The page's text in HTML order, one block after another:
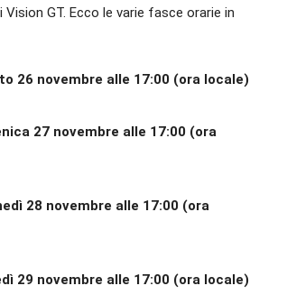
GT. Ecco le varie fasce orarie in
26 novembre alle 17:00 (ora locale)
27 novembre alle 17:00 (ora
28 novembre alle 17:00 (ora
29 novembre alle 17:00 (ora locale)